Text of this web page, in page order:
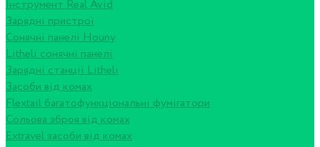
Інструмент Real Avid
Зарядні пристрої
Сонячні панелі Houny
Litheli сонячні панелі
Зарядні станції Litheli
Засоби від комах
Flextail багатофункціональні фумігатори
Сольова зброя від комах
Extravel засоби від комах